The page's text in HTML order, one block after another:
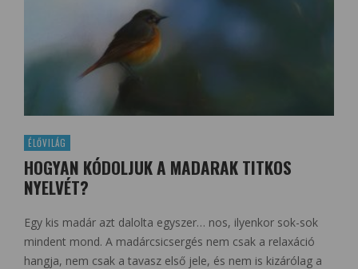
ÉLŐVILÁG
HOGYAN KÓDOLJUK A MADARAK TITKOS
NYELVÉT?
Egy kis madár azt dalolta egyszer… nos, ilyenkor sok-sok
mindent mond. A madárcsicsergés nem csak a relaxáció
hangja, nem csak a tavasz első jele, és nem is kizárólag a